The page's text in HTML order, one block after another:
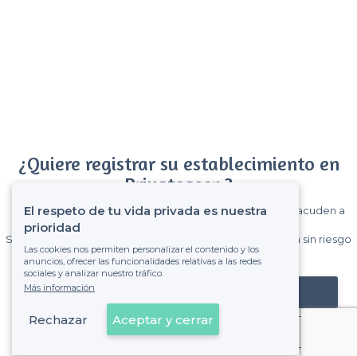
¿Quiere registrar su establecimiento en
Privateaser ?
Gane muchos clientes entre el millón de visitantes que acuden a
Sin comisiones y sin compromiso, pagas una cantidad fija sin riesgo
de ver la factura.
Registrar mi establecimiento
Ya es cliente
El respeto de tu vida privada es nuestra
prioridad
Las cookies nos permiten personalizar el contenido y los
anuncios, ofrecer las funcionalidades relativas a las redes
sociales y analizar nuestro tráfico.
Más información
Rechazar Aceptar y cerrar